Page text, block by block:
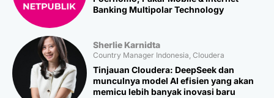
Banking Multipolar Technology
Sherlie Karnidta
Country Manager Indonesia, Cloudera
Tinjauan Cloudera: DeepSeek dan
munculnya model AI efisien yang akan
memicu lebih banyak inovasi baru